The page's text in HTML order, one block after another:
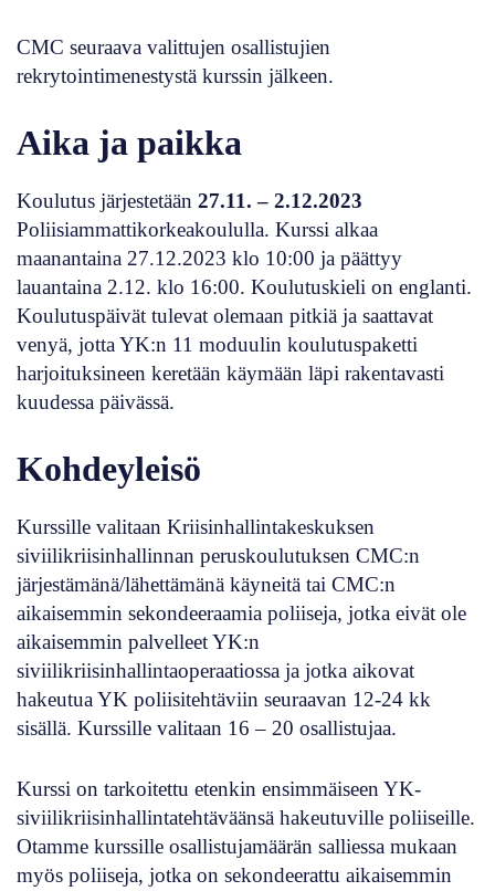
CMC seuraava valittujen osallistujien
rekrytointimenestystä kurssin jälkeen.
Aika ja paikka
Koulutus järjestetään 27.11. – 2.12.2023
Poliisiammattikorkeakoululla. Kurssi alkaa
maanantaina 27.12.2023 klo 10:00 ja päättyy
lauantaina 2.12. klo 16:00. Koulutuskieli on englanti.
Koulutuspäivät tulevat olemaan pitkiä ja saattavat
venyä, jotta YK:n 11 moduulin koulutuspaketti
harjoituksineen keretään käymään läpi rakentavasti
kuudessa päivässä.
Kohdeyleisö
Kurssille valitaan Kriisinhallintakeskuksen
siviilikriisinhallinnan peruskoulutuksen CMC:n
järjestämänä/lähettämänä käyneitä tai CMC:n
aikaisemmin sekondeeraamia poliiseja, jotka eivät ole
aikaisemmin palvelleet YK:n
siviilikriisinhallintaoperaatiossa ja jotka aikovat
hakeutua YK poliisitehtäviin seuraavan 12-24 kk
sisällä. Kurssille valitaan 16 – 20 osallistujaa.
Kurssi on tarkoitettu etenkin ensimmäiseen YK-
siviilikriisinhallintatehtäväänsä hakeutuville poliiseille.
Otamme kurssille osallistujamäärän salliessa mukaan
myös poliiseja, jotka on sekondeerattu aikaisemmin